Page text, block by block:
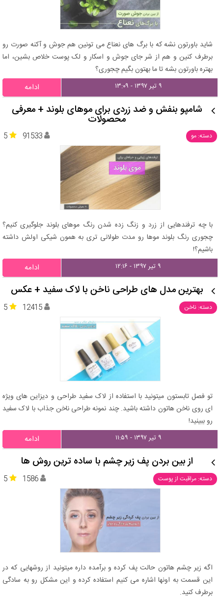
شاید باورتون نشه که با برگ های نعناع می تونین هم جوش و آکنه صورت رو
برطرف کنین و هم از شر جای جوش و اسکار و لک پوست خلاص بشین، اما
بهتره باورتون بشه تا ما بهتون بگیم چجوری؟
۹ تیر ۱۳۹۷ - ۱۳:۰۹ ادامه
شامپو بنفش و ضد زردی برای موهای بلوند + معرفی
محصولات
دسته: مو 5 91533
با چه ترفندهایی از زرد و زنگ زده شدن رنگ موهای بلوند جلوگیری کنیم؟
چجوری رنگ بلوند موها رو مدت طولانی تری به همون شیکی اولش داشته
باشیم؟!
۹ تیر ۱۳۹۷ - ۱۲:۱۶ ادامه
بهترین مدل های طراحی ناخن با لاک سفید + عکس
دسته: ناخن 5 12415
تو فصل تابستون میتونید با استفاده از لاک سفید طراحی و دیزاین های ویژه
ای روی ناخن هاتون داشته باشید. چند نمونه طراحی ناخن جذاب با لاک سفید
رو ببینید!
۹ تیر ۱۳۹۷ - ۱۱:۵۹ ادامه
از بین بردن پف زیر چشم با ساده ترین روش ها
دسته: مراقبت از پوست 5 1586
اگه زیر چشم هاتون حالت پف کرده و برآمده داره میتونید از روشهایی که در
این قسمت به اونها اشاره می کنیم استفاده کرده و این مشکل رو به سادگی
برطرف کنید.